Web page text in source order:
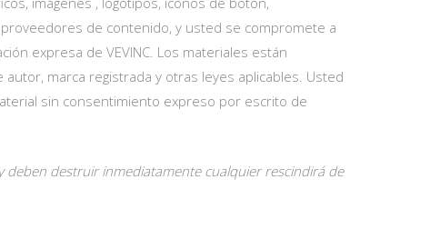
de contenido, y usted se compromete a
expresa de VEVINC. Los materiales están
marca registrada y otras leyes aplicables. Usted
sin consentimiento expreso por escrito de
destruir inmediatamente cualquier rescindirá de